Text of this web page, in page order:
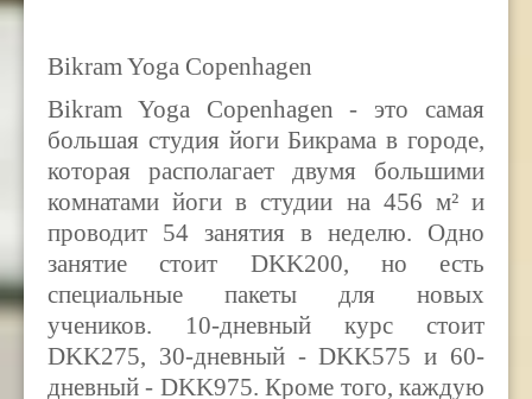
Bikram Yoga Copenhagen
Bikram Yoga Copenhagen - это самая
большая студия йоги Бикрама в городе,
которая располагает двумя большими
комнатами йоги в студии на 456 м² и
проводит 54 занятия в неделю. Одно
занятие стоит DKK200, но есть
специальные пакеты для новых
учеников. 10-дневный курс стоит
DKK275, 30-дневный - DKK575 и 60-
дневный - DKK975. Кроме того, каждую